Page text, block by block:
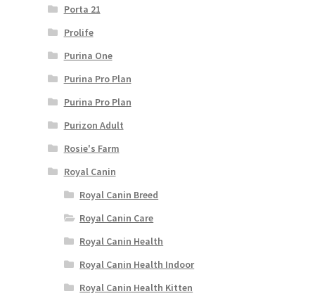
Porta 21
Prolife
Purina One
Purina Pro Plan
Purina Pro Plan
Purizon Adult
Rosie's Farm
Royal Canin
Royal Canin Breed
Royal Canin Care
Royal Canin Health
Royal Canin Health Indoor
Royal Canin Health Kitten